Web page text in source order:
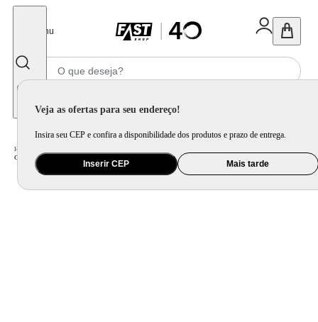
Menu
Veja as ofertas para seu endereço!
Insira seu CEP e confira a disponibilidade dos produtos e prazo de entrega.
Inserir CEP Mais tarde
Home
Conjunto de Facas Ichef Polishop - Shark Series - Special Cut - Blue Duo